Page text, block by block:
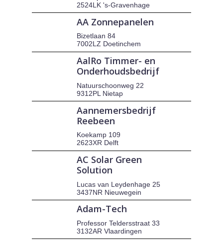
2524LK 's-Gravenhage
AA Zonnepanelen
Bizetlaan 84
7002LZ Doetinchem
AalRo Timmer- en
Onderhoudsbedrijf
Natuurschoonweg 22
9312PL Nietap
Aannemersbedrijf
Reebeen
Koekamp 109
2623XR Delft
AC Solar Green
Solution
Lucas van Leydenhage 25
3437NR Nieuwegein
Adam-Tech
Professor Teldersstraat 33
3132AR Vlaardingen